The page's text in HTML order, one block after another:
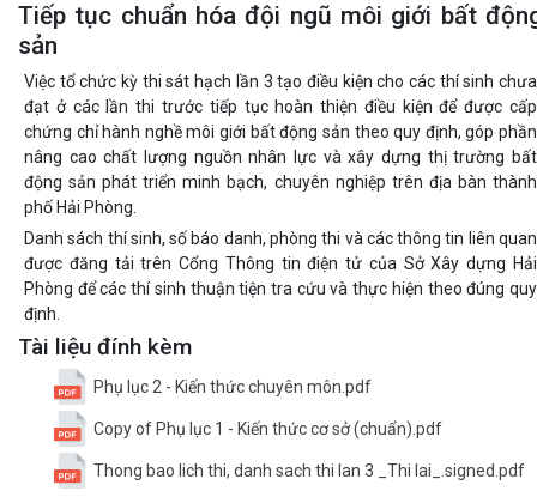
Tiếp tục chuẩn hóa đội ngũ môi giới bất
sản
Việc tổ chức kỳ thi sát hạch lần 3 tạo điều kiện cho các thí sinh chưa
đạt ở các lần thi trước tiếp tục hoàn thiện điều kiện để được cấp
chứng chỉ hành nghề môi giới bất động sản theo quy định, góp phần
nâng cao chất lượng nguồn nhân lực và xây dựng thị trường bất
động sản phát triển minh bạch, chuyên nghiệp trên địa bàn thành
phố Hải Phòng.
Danh sách thí sinh, số báo danh, phòng thi và các thông tin liên quan
được đăng tải trên Cổng Thông tin điện tử của Sở Xây dựng Hải
Phòng để các thí sinh thuận tiện tra cứu và thực hiện theo đúng quy
định.
Tài liệu đính kèm
Phụ lục 2 - Kiến thức chuyên môn.pdf
Copy of Phụ lục 1 - Kiến thức cơ sở (chuẩn).pdf
Thong bao lich thi, danh sach thi lan 3 _Thi lai_.signed.pdf